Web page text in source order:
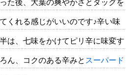
た後、大葉の爽やかさとタッグを
くれる感じがいいのです♪辛い味
は、七味をかけてピリ辛に味変す
ん、コクのある辛みと スーパード